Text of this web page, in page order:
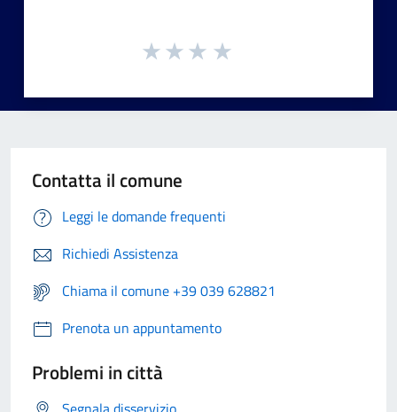
Contatta il comune
Leggi le domande frequenti
Richiedi Assistenza
Chiama il comune +39 039 628821
Prenota un appuntamento
Problemi in città